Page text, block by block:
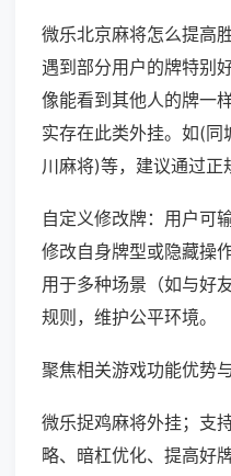
微乐北京麻将怎么提高
遇到部分用户的牌特别
像能看到其他人的牌一
实存在此类外挂。如(同
川麻将)等，建议通过正
自定义修改牌：用户可
修改自身牌型或隐藏操
用于多种场景（如与好
规则，维护公平环境。
聚焦相关游戏功能优势与
微乐捉鸡麻将外挂；支
略、暗杠优化、提高好